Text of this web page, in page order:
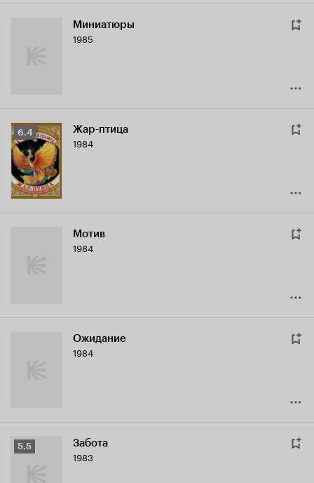
Миниатюры
1985
Рейтинг
Кинопоиска
6.4
6.4 Жар-птица
1984
Мотив
1984
Ожидание
1984
Рейтинг
5.5 Забота
1983